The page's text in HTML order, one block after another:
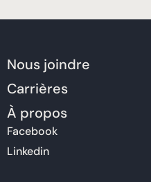
Nous joindre
Carrières
À propos
Facebook
Linkedin